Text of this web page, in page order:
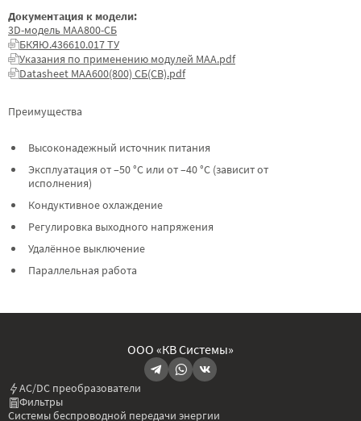
Преимущества
Высоконадежный источник питания
Эксплуатация от –50 °C или от –40 °C (зависит от
исполнения)
Кондуктивное охлаждение
Регулировка выходного напряжения
Удалённое выключение
Параллельная работа
Документация к модели:
3D-модель МАА800-СБ
БКЯЮ.436610.017 ТУ
Указания по применению модулей МАА.pdf
Datasheet МАА600(800) СБ(СВ).pdf
ООО «КВ Системы»
AC/DC преобразователи
Фильтры
Системы беспроводной передачи энергии